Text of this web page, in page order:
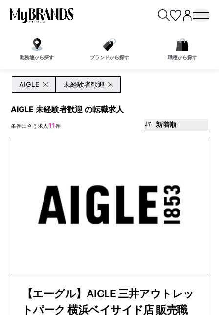
勤務地から探す ブランドから探す 職種から探す
AIGLE 未経験者歓迎
AIGLE 未経験者歓迎 の転職求人
条件に合う求人11件 新着順
【エーグル】AIGLE 三井アウトレッ
トパーク 横浜ベイサイド店 販売職